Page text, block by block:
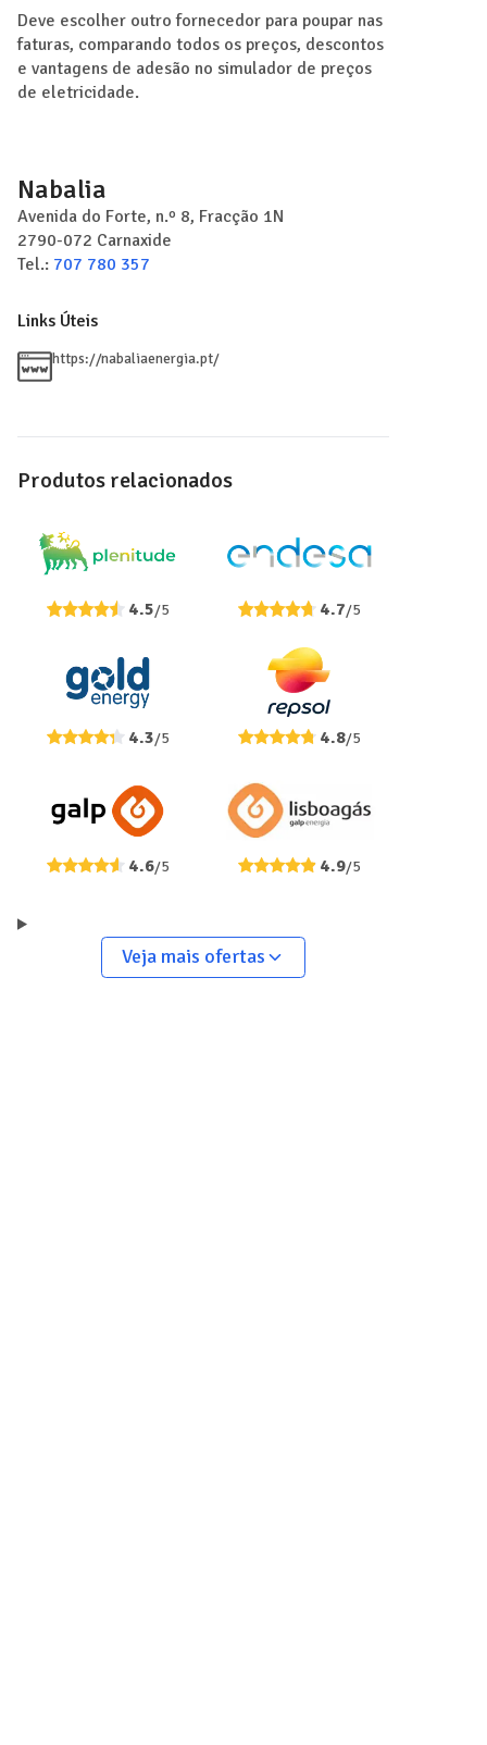
Deve escolher outro fornecedor para poupar nas
faturas, comparando todos os preços, descontos
e vantagens de adesão no simulador de preços
de eletricidade.
Nabalia
Avenida do Forte, n.º 8, Fracção 1N
2790-072 Carnaxide
Tel.: 707 780 357
Links Úteis
https://nabaliaenergia.pt/
Produtos relacionados
4.5/5 4.7/5
4.3/5 4.8/5
4.6/5 4.9/5
Veja mais ofertas